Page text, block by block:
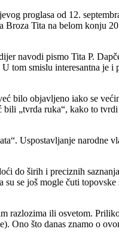
proglasa od 12.
Tita na belom konju
navodi pismo Tita P.
tom smislu interesantna je
bilo objavljeno iako se
„tvrda ruka“, kako to
Uspostavljanje narodne
do širih i preciznih
se još mogle čuti
razlozima ili osvetom.
Ono što danas znamo o